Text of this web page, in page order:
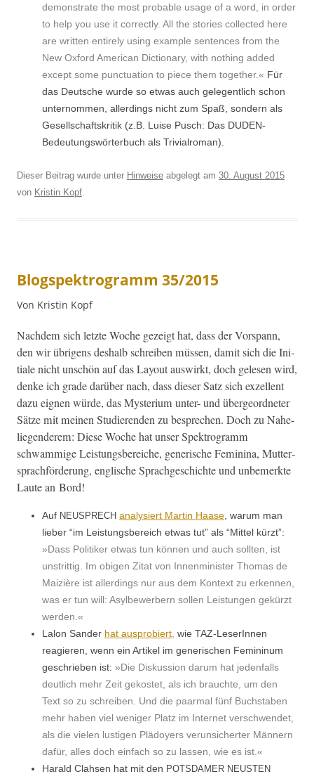
demon­strate the most prob­a­ble usage of a word, in order
to help you use it cor­rect­ly. All the sto­ries col­lect­ed here
are writ­ten entire­ly using exam­ple sen­tences from the
New Oxford Amer­i­can Dic­tio­nary, with noth­ing added
except some punc­tu­a­tion to piece them togeth­er.« Für
das Deutsche wurde so etwas auch gele­gentlich schon
unter­nom­men, allerd­ings nicht zum Spaß, son­dern als
Gesellschaft­skri­tik (z.B. Luise Pusch: Das DUDEN-
Bedeu­tungswörter­buch als Triv­ial­ro­man).
Dieser Beitrag wurde unter Hinweise abgelegt am 30. August 2015
von Kristin Kopf.
Blogspektrogramm 35/2015
Von Kristin Kopf
Nach­dem sich let­zte Woche gezeigt hat, dass der Vorspann,
den wir übri­gens deshalb schreiben müssen, damit sich die Ini­
tiale nicht unschön auf das Lay­out auswirkt, doch gele­sen wird,
denke ich grade darüber nach, dass dieser Satz sich exzel­lent
dazu eignen würde, das Mys­teri­um unter- und über­ge­ord­neter
Sätze mit meinen Studieren­den zu besprechen. Doch zu Nahe­
liegen­derem: Diese Woche hat unser Spek­tro­gramm
schwammige Leis­tungs­bere­iche, gener­ische Fem­i­ni­na, Mut­ter­
sprach­förderung, englis­che Sprachgeschichte und unbe­merk­te
Laute an Bord!
Auf NEUSPRECH analysiert Mar­tin Haase , warum man
lieber “im Leis­tungs­bere­ich etwas tut” als “Mit­tel kürzt”:
»Dass Poli­tik­er etwas tun kön­nen und auch soll­ten, ist
unstrit­tig. Im obi­gen Zitat von Innen­min­is­ter Thomas de
Maiz­ière ist allerd­ings nur aus dem Kon­text zu erken­nen,
was er tun will: Asyl­be­wer­bern sollen Leis­tun­gen gekürzt
werden.«
Lalon Sander hat aus­pro­biert, wie TAZ-LeserIn­nen
reagieren, wenn ein Artikel im gener­ischen Fem­i­ninum
geschrieben ist: »Die Diskus­sion darum hat jeden­falls
deut­lich mehr Zeit gekostet, als ich brauchte, um den
Text so zu schreiben. Und die paar­mal fünf Buch­staben
mehr haben viel weniger Platz im Inter­net ver­schwen­det,
als die vie­len lusti­gen Plä­doy­ers verun­sichert­er Män­nern
dafür, alles doch ein­fach so zu lassen, wie es ist.«
Har­ald Clah­sen hat mit den POTSDAMER NEUSTEN